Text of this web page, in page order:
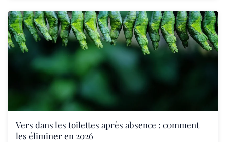
Vers dans les toilettes après absence : comment
les éliminer en 2026